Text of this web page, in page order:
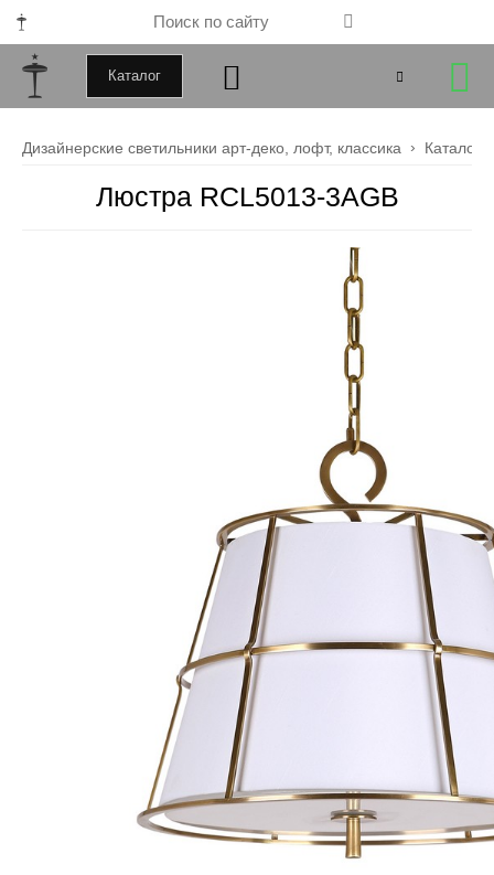
Каталог
Дизайнерские светильники арт-деко, лофт, классика Каталог
Люстра RCL5013-3AGB